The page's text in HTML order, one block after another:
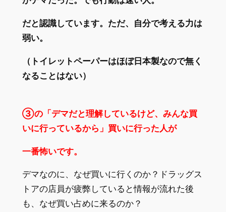
だと認識しています。ただ、自分で考える力は
弱い。
（トイレットペーパーはほぼ日本製なので無く
なることはない）
③の「デマだと理解しているけど、みんな買
いに行っているから」買いに行った人が
一番怖いです。
デマなのに、なぜ買いに行くのか？ドラッグス
トアの店員が疲弊していると情報が流れた後
も、なぜ買い占めに来るのか？